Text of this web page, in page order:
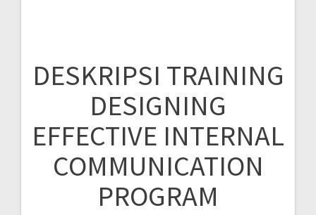
DESKRIPSI TRAINING
DESIGNING
EFFECTIVE INTERNAL
COMMUNICATION
PROGRAM